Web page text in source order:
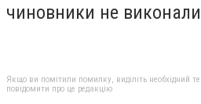
чиновники не
Якщо ви помітили помилку, виділіть необхідний
повідомити про це редакцію